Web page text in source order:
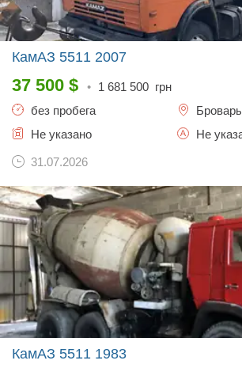
КамАЗ 5511 2007
37 500 $ • 1 681 500 грн
без пробега
Не указано
Не
31.07.2026
КамАЗ 5511 1983